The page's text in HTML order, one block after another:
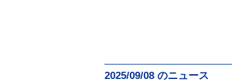
2025/09/08 のニュース